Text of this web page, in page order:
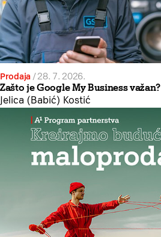
Prodaja /28. 7. 2026.
Zašto je Google My Business važan?
Jelica (Babić) Kostić